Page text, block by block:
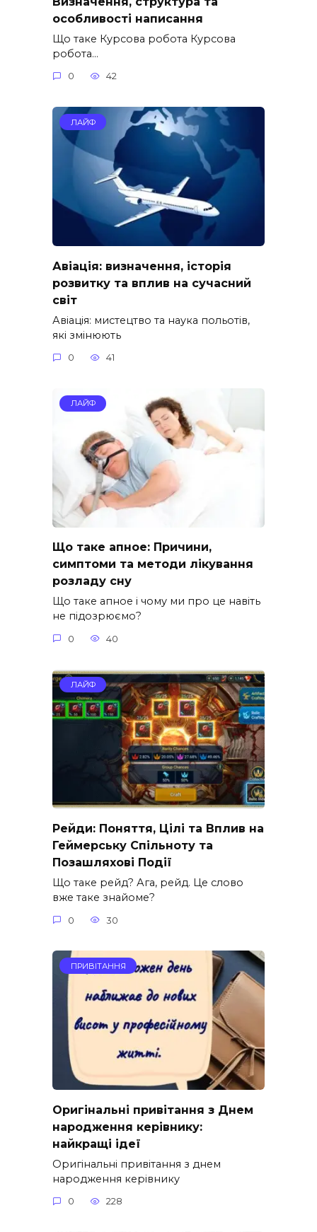
особливості написання
Що таке Курсова робота Курсова
робота…
0 42
ЛАЙФ
Авіація: визначення, історія
розвитку та вплив на сучасний
світ
Авіація: мистецтво та наука польотів,
які змінюють
0 41
ЛАЙФ
Що таке апное: Причини,
симптоми та методи лікування
розладу сну
Що таке апное і чому ми про це навіть
не підозрюємо?
0 40
ЛАЙФ
Рейди: Поняття, Цілі та Вплив на
Геймерську Спільноту та
Позашляхові Події
Що таке рейд? Ага, рейд. Це слово
вже таке знайоме?
0 30
ПРИВІТАННЯ
Оригінальні привітання з Днем
народження керівнику:
найкращі ідеї
Оригінальні привітання з днем
народження керівнику
0 228